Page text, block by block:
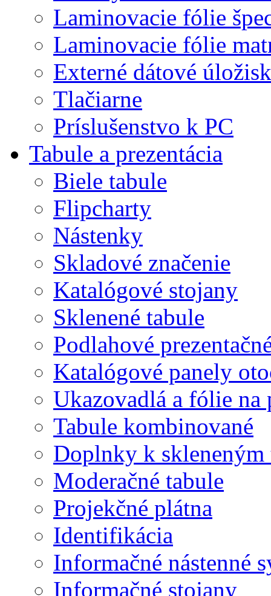
Laminovacie fólie
Laminovacie fólie
Externé dátové
Tlačiarne
Príslušenstvo k PC
Tabule a prezentácia
Biele tabule
Flipcharty
Nástenky
Skladové značenie
Katalógové stojany
Sklenené tabule
Podlahové
Katalógové panely
Ukazovadlá a fólie na
Tabule kombinované
Doplnky k skleneným
Moderačné tabule
Projekčné plátna
Identifikácia
Informačné nástenné
Informačné stojany